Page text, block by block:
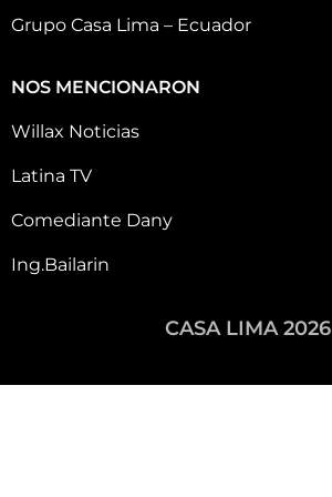
Grupo Casa Lima – Ecuador
NOS MENCIONARON
Willax Noticias
Latina TV
Comediante Dany
Ing.Bailarin
CASA LIMA 2026